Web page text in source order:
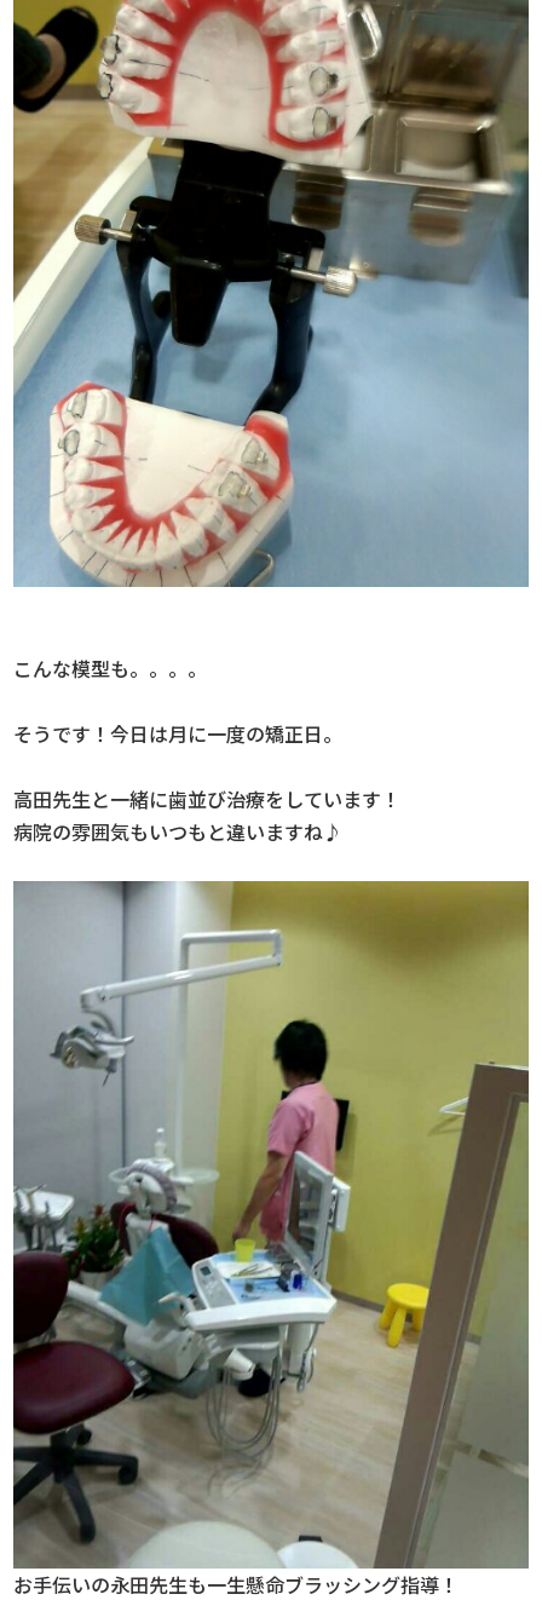
こんな模型も。。。。
そうです！今日は月に一度の矯正日。
高田先生と一緒に歯並び治療をしています！
病院の雰囲気もいつもと違いますね♪
お手伝いの永田先生も一生懸命ブラッシング指導！